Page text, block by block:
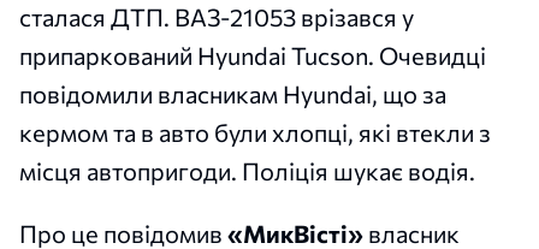
сталася ДТП. ВАЗ-21053 врізався у
припаркований Hyundai Tucson. Очевидці
повідомили власникам Hyundai, що за
кермом та в авто були хлопці, які втекли з
місця автопригоди. Поліція шукає водія.
Про це повідомив «МикВісті» власник